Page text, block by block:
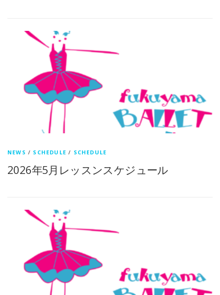
NEWS / SCHEDULE / SCHEDULE
2026年5月レッスンスケジュール